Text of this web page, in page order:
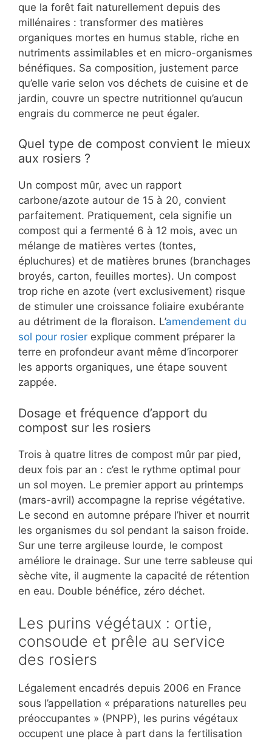
que la forêt fait naturellement depuis des
millénaires : transformer des matières
organiques mortes en humus stable, riche en
nutriments assimilables et en micro-organismes
bénéfiques. Sa composition, justement parce
qu’elle varie selon vos déchets de cuisine et de
jardin, couvre un spectre nutritionnel qu’aucun
engrais du commerce ne peut égaler.
Quel type de compost convient le mieux
aux rosiers ?
Un compost mûr, avec un rapport
carbone/azote autour de 15 à 20, convient
parfaitement. Pratiquement, cela signifie un
compost qui a fermenté 6 à 12 mois, avec un
mélange de matières vertes (tontes,
épluchures) et de matières brunes (branchages
broyés, carton, feuilles mortes). Un compost
trop riche en azote (vert exclusivement) risque
de stimuler une croissance foliaire exubérante
au détriment de la floraison. L’amendement du
sol pour rosier explique comment préparer la
terre en profondeur avant même d’incorporer
les apports organiques, une étape souvent
zappée.
Dosage et fréquence d’apport du
compost sur les rosiers
Trois à quatre litres de compost mûr par pied,
deux fois par an : c’est le rythme optimal pour
un sol moyen. Le premier apport au printemps
(mars-avril) accompagne la reprise végétative.
Le second en automne prépare l’hiver et nourrit
les organismes du sol pendant la saison froide.
Sur une terre argileuse lourde, le compost
améliore le drainage. Sur une terre sableuse qui
sèche vite, il augmente la capacité de rétention
en eau. Double bénéfice, zéro déchet.
Les purins végétaux : ortie,
consoude et prêle au service
des rosiers
Légalement encadrés depuis 2006 en France
sous l’appellation « préparations naturelles peu
préoccupantes » (PNPP), les purins végétaux
occupent une place à part dans la fertilisation